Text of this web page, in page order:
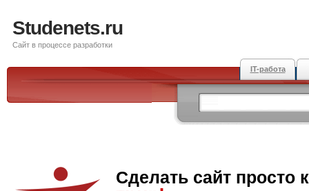
Studenets.ru
Сайт в процессе разработки
IT-работа
Сделать сайт просто